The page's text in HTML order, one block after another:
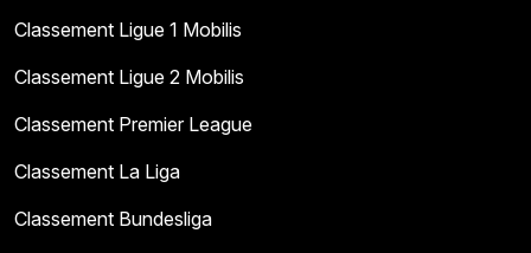
Classement Ligue 1 Mobilis
Classement Ligue 2 Mobilis
Classement Premier League
Classement La Liga
Classement Bundesliga